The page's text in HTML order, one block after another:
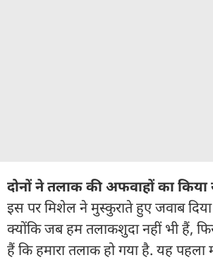
दोनों ने तलाक की अफवाहों का
इस पर मिशेल ने मुस्कुराते हुए जवाब
क्योंकि जब हम तलाकशुदा नहीं भी हैं,
हैं कि हमारा तलाक हो गया है. यह पहला